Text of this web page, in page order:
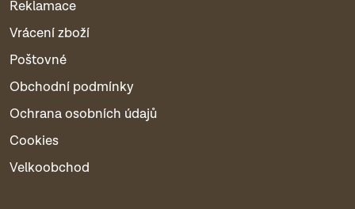
Reklamace
Vrácení zboží
Poštovné
Obchodní podmínky
Ochrana osobních údajů
Cookies
Velkoobchod